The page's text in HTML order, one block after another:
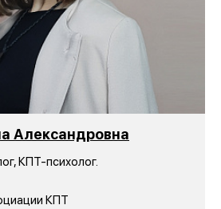
развитии!
Александровна
КПТ-психолог.
КПТ